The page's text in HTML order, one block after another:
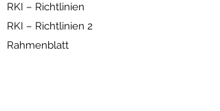
RKI – Richtlinien
RKI – Richtlinien 2
Rahmenblatt